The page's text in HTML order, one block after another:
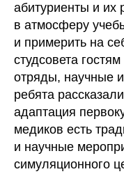
абитуриенты и их
в атмосферу
и примерить на
студсовета
отряды, научные
ребята
адаптация
медиков есть
и научные
симуляционного